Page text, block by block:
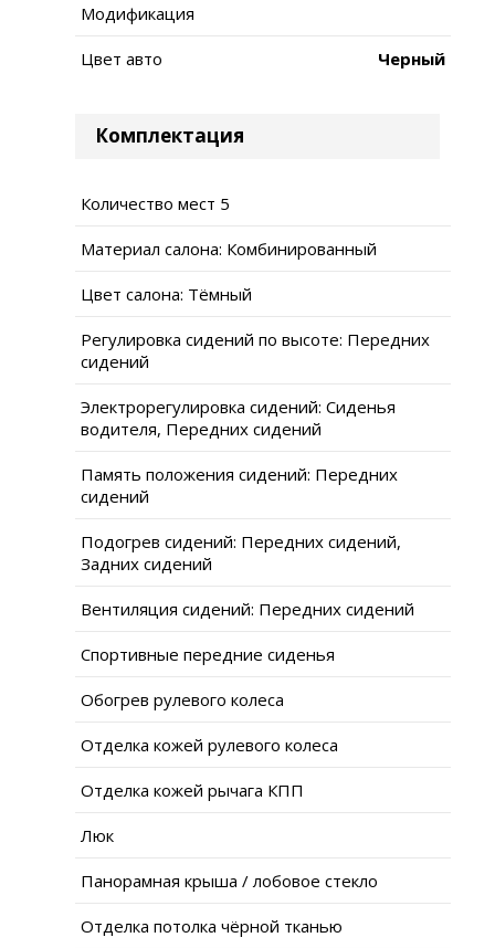
Модификация
Цвет авто Черный
Комплектация
Количество мест 5
Материал салона: Комбинированный
Цвет салона: Тёмный
Регулировка сидений по высоте: Передних
сидений
Электрорегулировка сидений: Сиденья
водителя, Передних сидений
Память положения сидений: Передних
сидений
Подогрев сидений: Передних сидений,
Задних сидений
Вентиляция сидений: Передних сидений
Спортивные передние сиденья
Обогрев рулевого колеса
Отделка кожей рулевого колеса
Отделка кожей рычага КПП
Люк
Панорамная крыша / лобовое стекло
Отделка потолка чёрной тканью